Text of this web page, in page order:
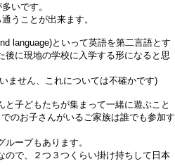
いです。
うことが出来ます。
language)といって英語を第二言語とす
後に現地の学校に入学する形になると思
ません、これについては不確かです)
子どもたちが集まって一緒に遊ぶこと
のお子さんがいるご家族は誰でも参加す
ープもあります。
ので、２つ３つくらい掛け持ちして日本